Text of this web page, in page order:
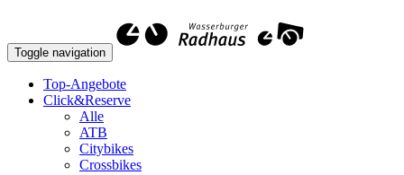
Toggle navigation
Top-Angebote
Click&Reserve
Alle
ATB
Citybikes
Crossbikes